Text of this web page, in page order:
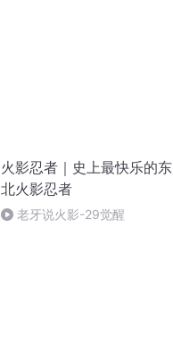
火影忍者｜史上最快乐的东
北火影忍者
老牙说火影-29觉醒